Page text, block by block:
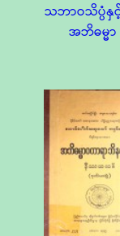
သဘာဝသိပ္ပံနှင့်
အဘိဓမ္မာ